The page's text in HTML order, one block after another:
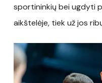
sportininkių bei ugdyti
aikštelėje, tiek už jos